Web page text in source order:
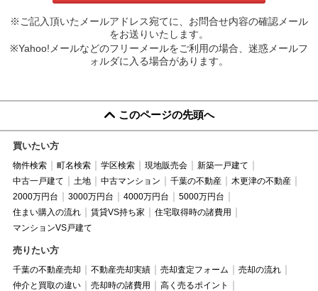
※ご記入頂いたメールアドレス宛てに、お問合せ内容の確認メール
をお送りいたします。
※Yahoo!メールなどのフリーメールをご利用の場合、迷惑メールフ
ォルダに入る場合があります。
このページの先頭へ
買いたい方
物件検索 町名検索 学区検索 現地販売会
新築一戸建て
中古一戸建て
土地 中古マンション 千葉の不動産
木更津の不動産
2000万円台
3000万円台 4000万円台
5000万円台
住まい購入の流れ
賃貸VS持ち家
住宅取得時の諸費用
マンションVS戸建て
売りたい方
千葉の不動産売却 不動産売却実績 売却査定フォーム
売却の流れ
仲介と買取の違い
売却時の諸費用
高く売るポイント